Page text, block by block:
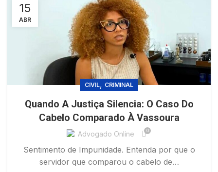
15
ABR
CIVIL, CRIMINAL
Quando A Justiça Silencia: O Caso Do
Cabelo Comparado À Vassoura
Advogado Online 0
Sentimento de Impunidade. Entenda por que o
servidor que comparou o cabelo de…